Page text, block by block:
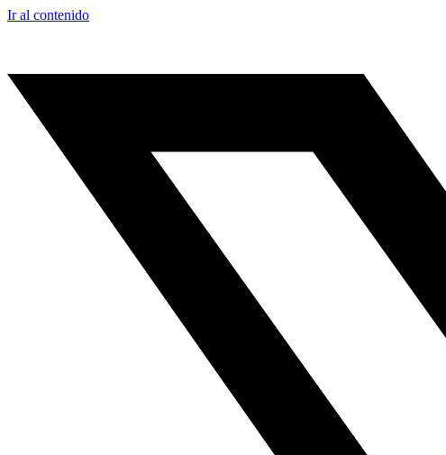
Ir al contenido